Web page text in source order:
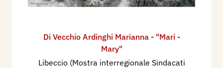
Di Vecchio Ardinghi Marianna - "Mari -
Mary"
Libeccio (Mostra interregionale Sindacati